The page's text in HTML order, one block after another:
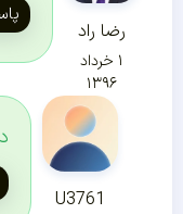
رضا راد
۱ خرداد
۱۳۹۶
U3761